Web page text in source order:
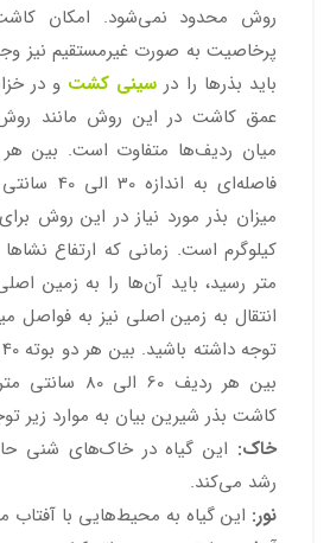
روش محدود نمی‌شود. امکان
پرخاصیت به صورت غیرمستقیم نیز
باید بذرها را در سینی کشت و در
عمق کاشت در این روش مانند روش
میان ردیف‌ها متفاوت است. بین هر
فاصله‌ای به
متر رسید، باید آن‌ها را به زمین
انتقال به زمین اصلی نیز به فواصل
بین هر ردیف 60
کاشت بذر شیرین بیان به موارد زیر
خاک: این گیاه در خاک‌های شنی
رشد می‌کند.
نور: این گیاه به محیط‌هایی با آفتاب